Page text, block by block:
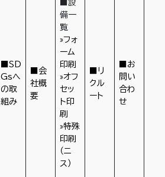
■SD
Gsへ
の取
組み
■会
社概
要
■設
備一
覧
»フォ
ーム
印刷
»オフ
セッ
ト印
刷
»特殊
印刷
（ニ
ス）
■リ
クル
ート
■お
問い
合わ
せ